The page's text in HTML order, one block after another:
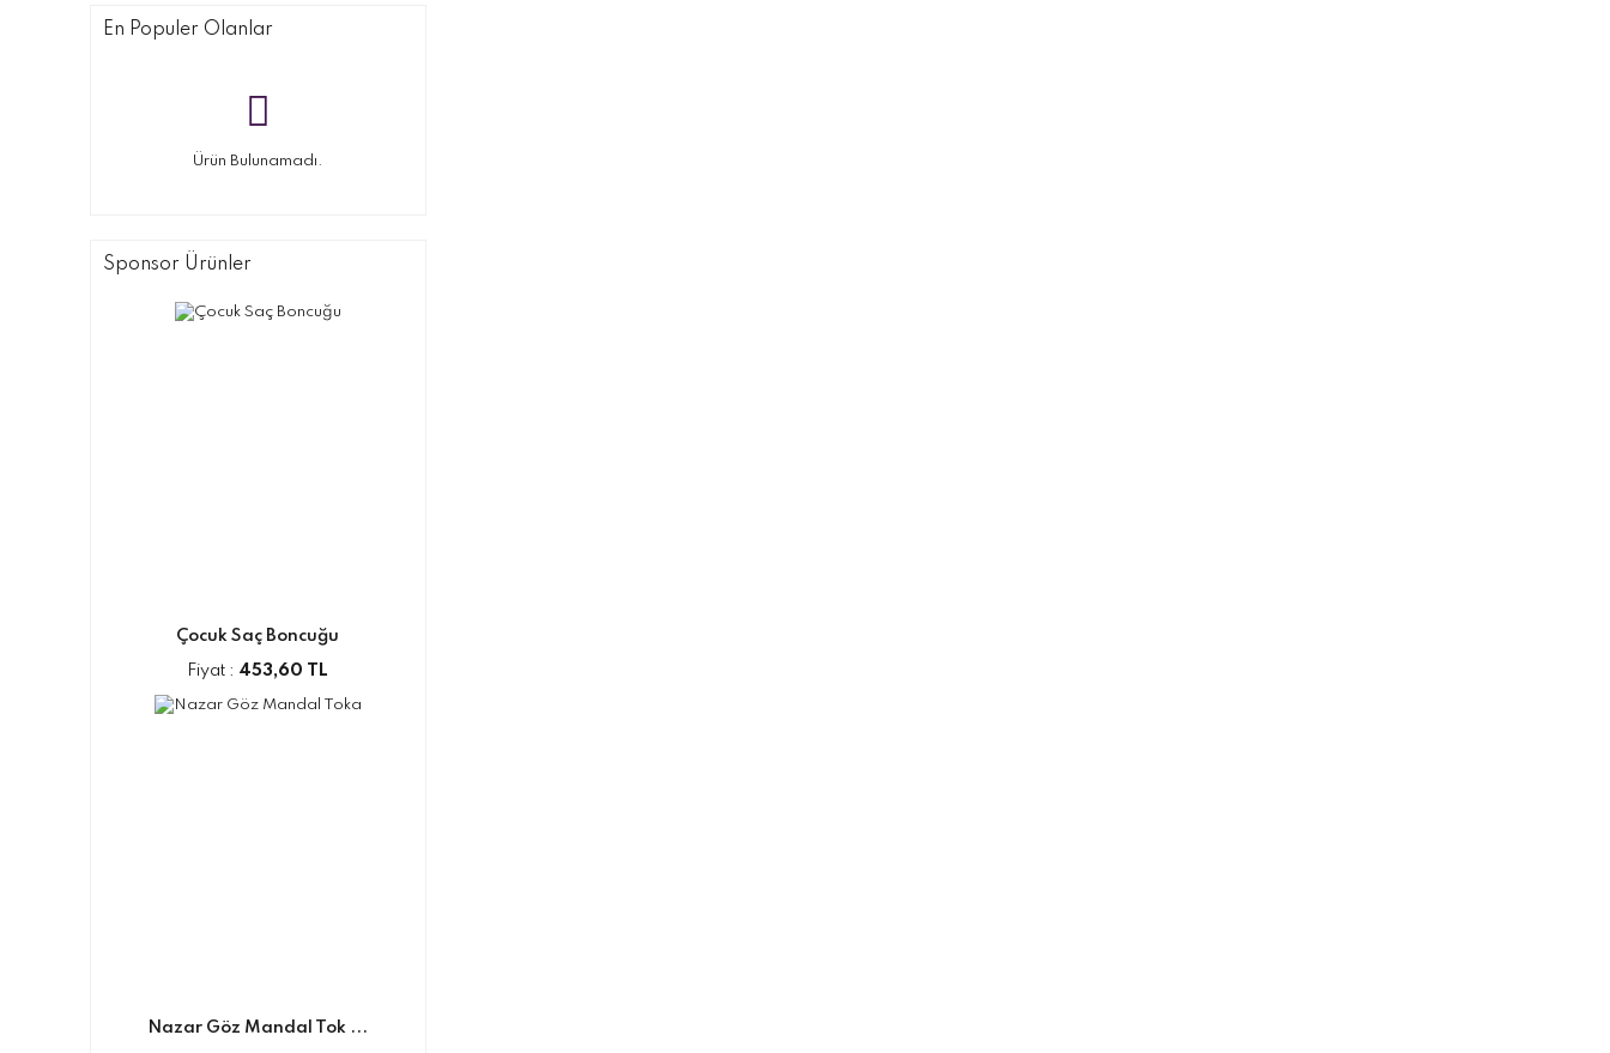
En Populer Olanlar
Ürün Bulunamadı.
Sponsor Ürünler
Çocuk Saç Boncuğu
Fiyat : 453,60 TL
Nazar Göz Mandal Tok ...